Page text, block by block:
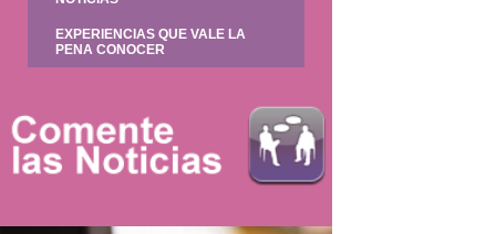
EXPERIENCIAS QUE VALE LA
PENA CONOCER